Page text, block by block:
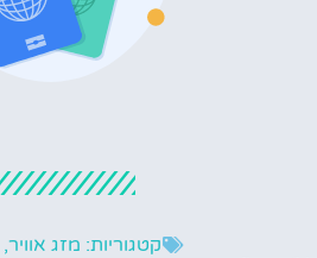
קטגוריות: מזג אוויר,